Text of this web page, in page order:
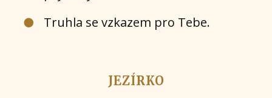
Truhla se vzkazem pro Tebe.
JEZÍRKO